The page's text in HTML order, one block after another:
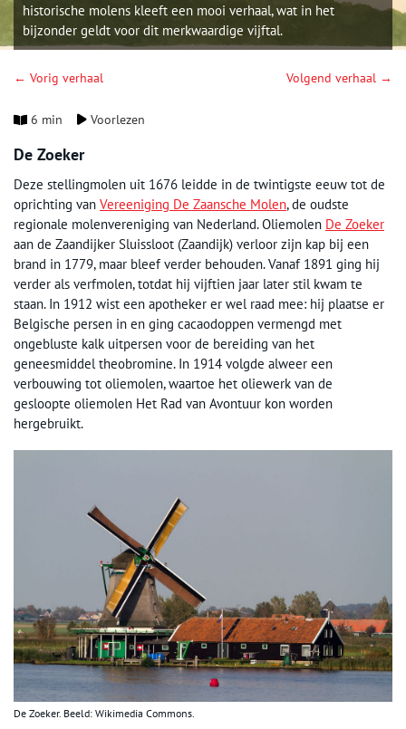
historische molens kleeft een mooi verhaal, wat in het
bijzonder geldt voor dit merkwaardige vijftal.
← Vorig verhaal Volgend verhaal →
6 min Voorlezen
De Zoeker
Deze stellingmolen uit 1676 leidde in de twintigste eeuw tot de
oprichting van Vereeniging De Zaansche Molen, de oudste
regionale molenvereniging van Nederland. Oliemolen De Zoeker
aan de Zaandijker Sluissloot (Zaandijk) verloor zijn kap bij een
brand in 1779, maar bleef verder behouden. Vanaf 1891 ging hij
verder als verfmolen, totdat hij vijftien jaar later stil kwam te
staan. In 1912 wist een apotheker er wel raad mee: hij plaatse er
Belgische persen in en ging cacaodoppen vermengd met
ongebluste kalk uitpersen voor de bereiding van het
geneesmiddel theobromine. In 1914 volgde alweer een
verbouwing tot oliemolen, waartoe het oliewerk van de
gesloopte oliemolen Het Rad van Avontuur kon worden
hergebruikt.
De Zoeker. Beeld: Wikimedia Commons.